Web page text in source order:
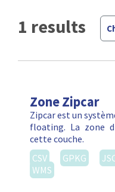
1 results
Zone Zipcar
Zipcar est un
floating. La zone
cette couche.
CSV
GPKG
WMS